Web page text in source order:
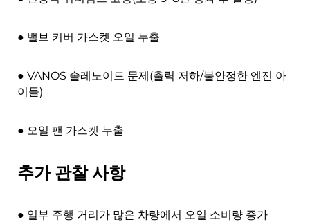
● 밸브 커버 가스켓 오일 누출
● VANOS 솔레노이드 문제(출력 저하/불안정한 엔진 아
이들)
● 오일 팬 가스켓 누출
추가 관찰 사항
● 일부 주행 거리가 많은 차량에서 오일 소비량 증가